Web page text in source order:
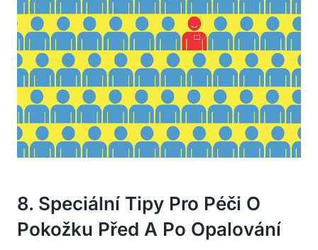
8.⁤ Speciální ⁣tipy Pro Péči ⁢o
‌pokožku Před A Po ​opalování